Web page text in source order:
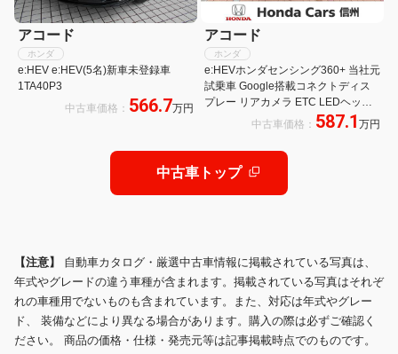
アコード
ホンダ
e:HEV e:HEV(5名)新車未登録車
1TA40P3
中古車価格： 566.7万円
アコード
ホンダ
e:HEVホンダセンシング360+ 当社元
試乗車 Google搭載コネクトディス
プレー リアカメラ ETC LEDヘッド
ライト 純正アルミホイール シートヒ
中古車価格： 587.1 万円
中古車トップ
【注意】 自動車カタログ・厳選中古車情報に掲載されている写真は、
年式やグレードの違う車種が含まれます。掲載されている写真はそれぞ
れの車種用でないものも含まれています。また、対応は年式やグレー
ド、 装備などにより異なる場合があります。購入の際は必ずご確認く
ださい。 商品の価格・仕様・発売元等は記事掲載時点でのものです。